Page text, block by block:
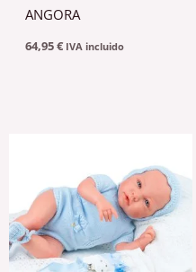
ANGORA
64,95€ IVA incluido